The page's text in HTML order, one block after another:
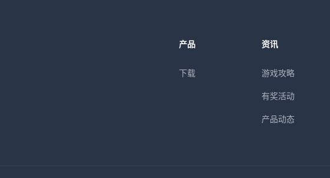
产品
下载
资讯
游戏攻略
有奖活动
产品动态